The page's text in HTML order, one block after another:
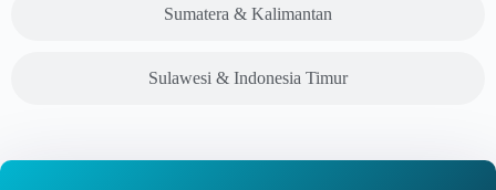
Sumatera & Kalimantan
Sulawesi & Indonesia Timur